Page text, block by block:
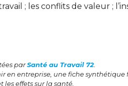
; les conflits de valeur ;
parSanté au Travail 72.
en entreprise, une fiche
effets sur la santé.